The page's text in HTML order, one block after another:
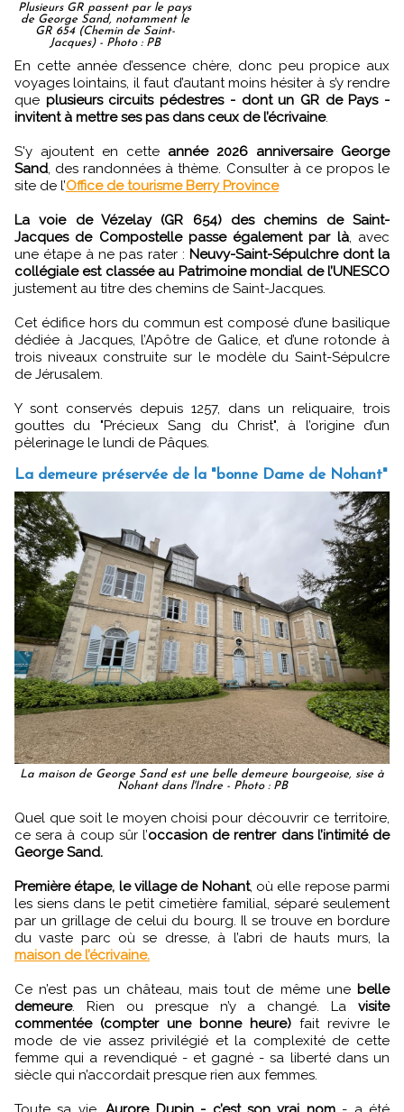
Plusieurs GR passent par le pays
de George Sand, notamment le
GR 654 (Chemin de Saint-
Jacques) - Photo : PB
En cette année d’essence chère, donc peu propice aux
voyages lointains, il faut d’autant moins hésiter à s’y rendre
que plusieurs circuits pédestres - dont un GR de Pays -
invitent à mettre ses pas dans ceux de l’écrivaine.
S'y ajoutent en cette année 2026 anniversaire George
Sand , des randonnées à thème. Consulter à ce propos le
site de l’Office de tourisme Berry Province
La voie de Vézelay (GR 654) des chemins de Saint-
Jacques de Compostelle passe également par là, avec
une étape à ne pas rater : Neuvy-Saint-Sépulchre dont la
collégiale est classée au Patrimoine mondial de l’UNESCO
justement au titre des chemins de Saint-Jacques.
Cet édifice hors du commun est composé d’une basilique
dédiée à Jacques, l’Apôtre de Galice, et d’une rotonde à
trois niveaux construite sur le modèle du Saint-Sépulcre
de Jérusalem.
Y sont conservés depuis 1257, dans un reliquaire, trois
gouttes du "Précieux Sang du Christ", à l’origine d’un
pèlerinage le lundi de Pâques.
La demeure préservée de la "bonne Dame de Nohant"
La maison de George Sand est une belle demeure bourgeoise, sise à
Nohant dans l'Indre - Photo : PB
Quel que soit le moyen choisi pour découvrir ce territoire,
ce sera à coup sûr l’occasion de rentrer dans l’intimité de
George Sand.
Première étape, le village de Nohant, où elle repose parmi
les siens dans le petit cimetière familial, séparé seulement
par un grillage de celui du bourg. Il se trouve en bordure
du vaste parc où se dresse, à l’abri de hauts murs, la
maison de l’écrivaine.
Ce n’est pas un château, mais tout de même une belle
demeure. Rien ou presque n’y a changé. La visite
commentée (compter une bonne heure) fait revivre le
mode de vie assez privilégié et la complexité de cette
femme qui a revendiqué - et gagné - sa liberté dans un
siècle qui n’accordait presque rien aux femmes.